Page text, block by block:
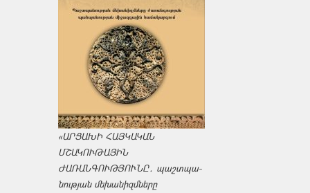
«ԱՐՑԱԽԻ ՀԱՅԿԱԿԱՆ
ՄՇԱԿՈՒԹԱՅԻՆ
ԺԱՌԱՆԳՈՒԹՅՈՒՆԸ․ պաշտպա­
նության մեխանիզմները